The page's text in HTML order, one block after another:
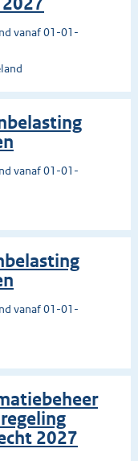
vanaf 01-01-
vanaf 01-01-
vanaf 01-01-
2027